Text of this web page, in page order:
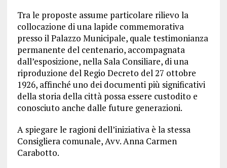
Tra le proposte assume particolare rilievo la
collocazione di una lapide commemorativa
presso il Palazzo Municipale, quale testimonianza
permanente del centenario, accompagnata
dall’esposizione, nella Sala Consiliare, di una
riproduzione del Regio Decreto del 27 ottobre
1926, affinché uno dei documenti più significativi
della storia della città possa essere custodito e
conosciuto anche dalle future generazioni.
A spiegare le ragioni dell’iniziativa è la stessa
Consigliera comunale, Avv. Anna Carmen
Carabotto.